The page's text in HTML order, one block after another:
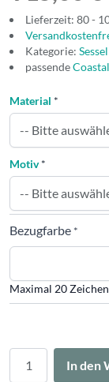
Lieferzeit: 80 -
Kategorie: Sessel
passende
In den
Material *
Motiv *
Bezugfarbe *
Maximal 20 Zeichen